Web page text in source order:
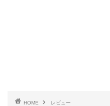
HOME
レビュー